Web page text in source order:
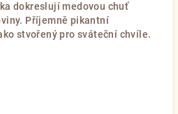
dokreslují medovou chuť
Příjemně pikantní
stvořený pro sváteční chvíle.